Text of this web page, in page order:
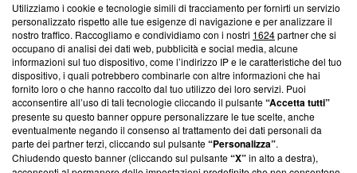
Questa sezione offre informazioni trasparenti su Blasting
News, sui nostri processi editoriali e su come ci impegniamo a
creare news di qualità. Inoltre, afferma la nostra aderenza a
‘Trust Project - News with Integrity’Blasting News non è
ancora membro del programma, ma ha richiesto di farne
parte; Trust Project non ha ancora effettuato una verifica di
conformità agli standard.
Su di noi
Utilizziamo i cookie e tecnologie simili di tracciamento per fornirti un servizio
personalizzato rispetto alle tue esigenze di navigazione e per analizzare il
nostro traffico. Raccogliamo e condividiamo con i nostri 1624partner che si
occupano di analisi dei dati web, pubblicità e social media, alcune
informazioni sul tuo dispositivo, come l’indirizzo IP e le caratteristiche del tuo
dispositivo, i quali potrebbero combinarle con altre informazioni che hai
fornito loro o che hanno raccolto dal tuo utilizzo dei loro servizi. Puoi
acconsentire all’uso di tali tecnologie cliccando il pulsante“Accetta tutti”
presente su questo banner oppure personalizzare le tue scelte, anche
eventualmente negando il consenso al trattamento dei dati personali da
parte dei partner terzi, cliccando sul pulsante“Personalizza”.
Chiudendo questo banner (cliccando sul pulsante“X”in alto a destra),